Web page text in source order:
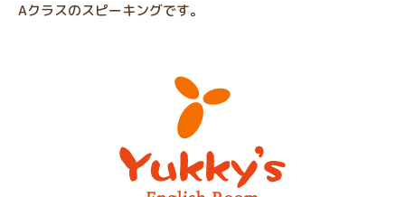
Aクラスのスピーキングです。